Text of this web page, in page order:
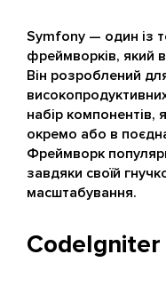
Symfony — один із
фреймворків, який
Він розроблений
набір компонентів,
окремо або в
Фреймворк
завдяки своїй
масштабування.
CodeIgniter